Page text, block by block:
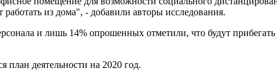
из дома", - добавили авторы исследования.
и лишь 14% опрошенных отметили, что будут
план деятельности на 2020 год.